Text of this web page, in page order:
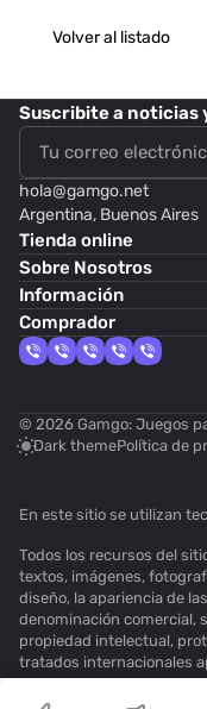
Volver al listado
Suscribitea noticias
hola@gamgo.net
Argentina, Buenos Aires
Tienda online
Sobre Nosotros
Información
Comprador
© 2026 Gamgo: Juegos
Dark themePolítica de
En este sitio se utilizan
Todos los recursos del
textos, imágenes,
diseño, la apariencia de
denominación comercial,
propiedad intelectual,
tratados internacionales